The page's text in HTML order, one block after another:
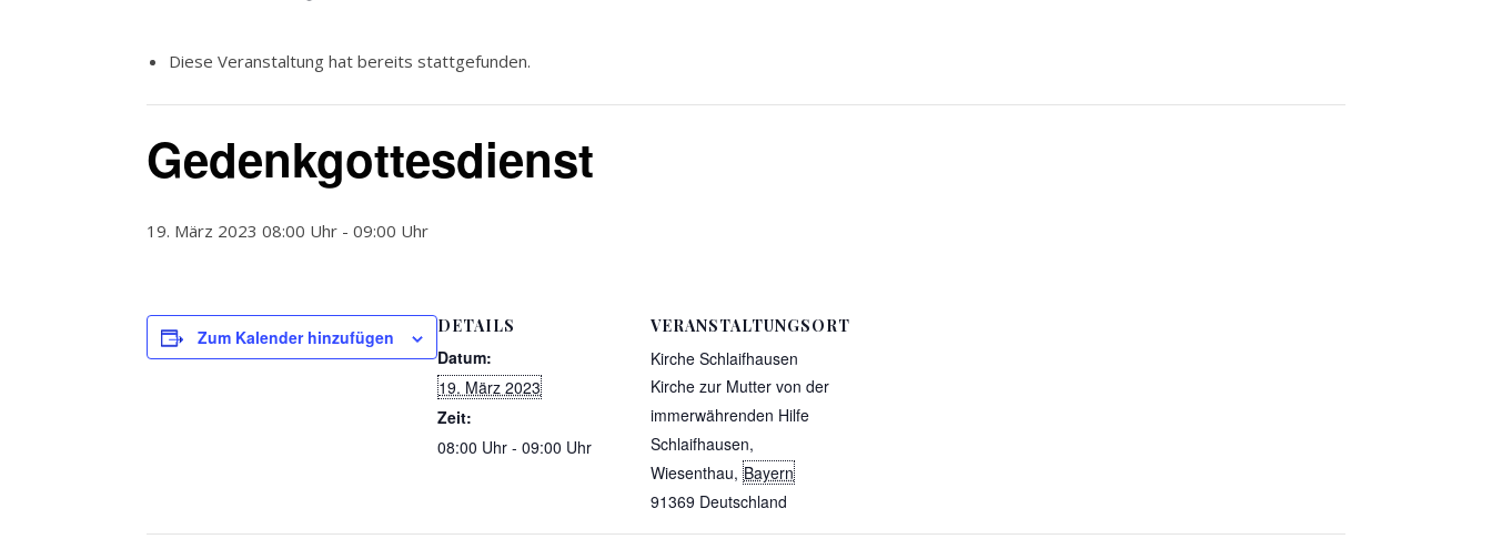
Diese Veranstaltung hat bereits stattgefunden.
Gedenkgottesdienst
19. März 2023 08:00 Uhr - 09:00 Uhr
Zum Kalender hinzufügen
DETAILS
Datum:
19. März 2023
Zeit:
08:00 Uhr - 09:00 Uhr
VERANSTALTUNGSORT
Kirche Schlaifhausen
Kirche zur Mutter von der
immerwährenden Hilfe
Schlaifhausen,
Wiesenthau, Bayern
91369 Deutschland